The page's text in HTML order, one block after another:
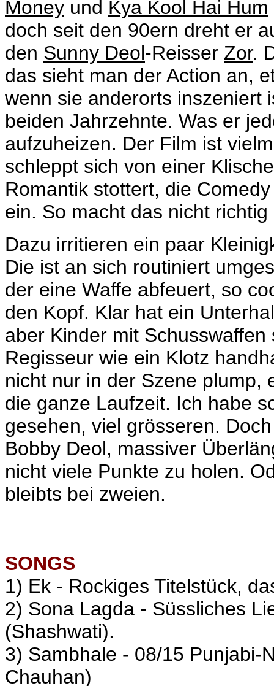
Money und Kya Kool Hai Hum
doch seit den 90ern dreht er
den Sunny Deol-Reisser Zor.
das sieht man der Action an,
wenn sie anderorts inszeniert
beiden Jahrzehnte. Was er
aufzuheizen. Der Film ist
schleppt sich von einer
Romantik stottert, die
ein. So macht das nicht richtig
Dazu irritieren ein paar
Die ist an sich routiniert
der eine Waffe abfeuert, so
den Kopf. Klar hat ein
aber Kinder mit
Regisseur wie ein Klotz
nicht nur in der Szene plump,
die ganze Laufzeit. Ich habe
gesehen, viel grösseren.
Bobby Deol, massiver
nicht viele Punkte zu holen.
bleibts bei zweien.
SONGS
1) Ek - Rockiges Titelstück,
2) Sona Lagda - Süssliches
(Shashwati).
3) Sambhale - 08/15 Punjabi-
Chauhan)